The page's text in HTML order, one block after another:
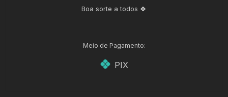
Boa sorte a todos 🍀
Meio de Pagamento:
PIX